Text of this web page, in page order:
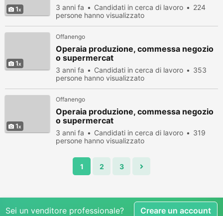
1 3 anni fa Candidati in cerca di lavoro
224
persone hanno visualizzato
1
Offanengo
Operaia produzione, commessa negozio
o supermercat
3 anni fa Candidati in cerca di lavoro
353
persone hanno visualizzato
1
Offanengo
Operaia produzione, commessa negozio
o supermercat
3 anni fa Candidati in cerca di lavoro
319
persone hanno visualizzato
1 2 3
Sei un venditore professionale? Creare un account